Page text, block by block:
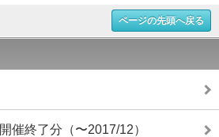
ページの先頭へ戻る
催終了分（〜2017/12）